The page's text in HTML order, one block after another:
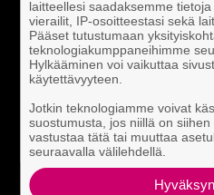
laitteellesi saadaksemme
vierailit, IP-osoitteestasi sekä
Pääset tutustumaan
teknologiakumppaneihimme
Hylkääminen voi vaikuttaa
käytettävyyteen.
Jotkin teknologiamme voivat
suostumusta, jos niillä on
vastustaa tätä tai muuttaa
seuraavalla välilehdellä.